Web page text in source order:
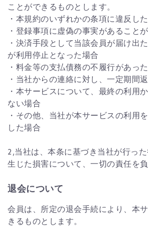
ことができるものとします。
・本規約のいずれかの条項に違反し
・登録事項に虚偽の事実があること
・決済手段として当該会員が届け出
が利用停止となった場合
・料金等の支払債務の不履行があっ
・当社からの連絡に対し、一定期間
・本サービスについて、最終の利用
ない場合
・その他、当社が本サービスの利用
した場合
2,当社は、本条に基づき当社が行っ
生じた損害について、一切の責任を負
退会について
会員は、所定の退会手続により、本
きるものとします。